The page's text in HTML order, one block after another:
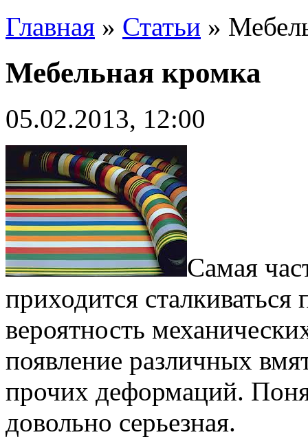
Главная » Статьи »
Мебельная кромка
05.02.2013, 12:00
Самая
приходится
вероятность
появление различных
прочих деформаций.
довольно серьезная.